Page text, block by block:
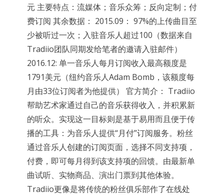
元 主要特点：流媒体；音乐众筹；反向定制；付
费订阅 其余数据： 2015.09： 97%的上传曲目至
少被听过一次；入驻音乐人超过100（数据来自
Tradiio团队同期发给笔者的邀请入驻邮件）
2016.12: 单一音乐人每月订阅收入最高额度是
1791美元（纽约音乐人Adam Bomb，该额度每
月由33位订阅者为他提供） 官方简介： Tradiio
帮助艺术家通过自己的音乐获得收入，并积累新
的听众。实现这一目标则是基于易用而且便于传
播的工具：为音乐人提供“月付”订阅服务。粉丝
通过音乐人创建的订阅页面，选择不同支持项，
付费，即可每月得到该支持项的回馈。由最新单
曲试听、实物商品、演出门票到其他体验。
Tradiio更像是将传统的粉丝俱乐部作了在线处